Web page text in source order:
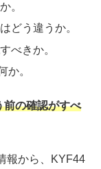
。
どう違うか。
べきか。
か。
前の確認がすべ
報から、KYF44